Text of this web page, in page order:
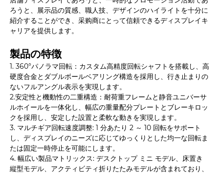
ろうと、展示品の質感、職人技、デザインのハイライトを十分に
紹介することができ、采购商にとって信頼できるディスプレイキ
ャリアを提供します。
製品の特徴
1. 360°パノラマ回転：カスタム高精度回転シャフトを搭載し、高
硬度合金とダブルボールベアリング構造を採用し、行き止まりの
ないフルアングル表示を実現します。
2.安定性と機動性の二重構造：耐荷重フレームと静音ユニバーサ
ルホイールを一体化し、幅広の重量配分プレートとブレーキロッ
クを採用し、安定した設置と柔軟な動きを実現します。
3. マルチギア回転速度調整: 1 分あたり 2 ～ 10 回転をサポート
し、ディスプレイのニーズに応じてゆっくりとした均一な回転ま
たは固定一時停止を可能にします。
4. 幅広い製品マトリックス: デスクトップ ミニ モデル、床置き
縦型モデル、アクティビティ折りたたみモデルが含まれており、